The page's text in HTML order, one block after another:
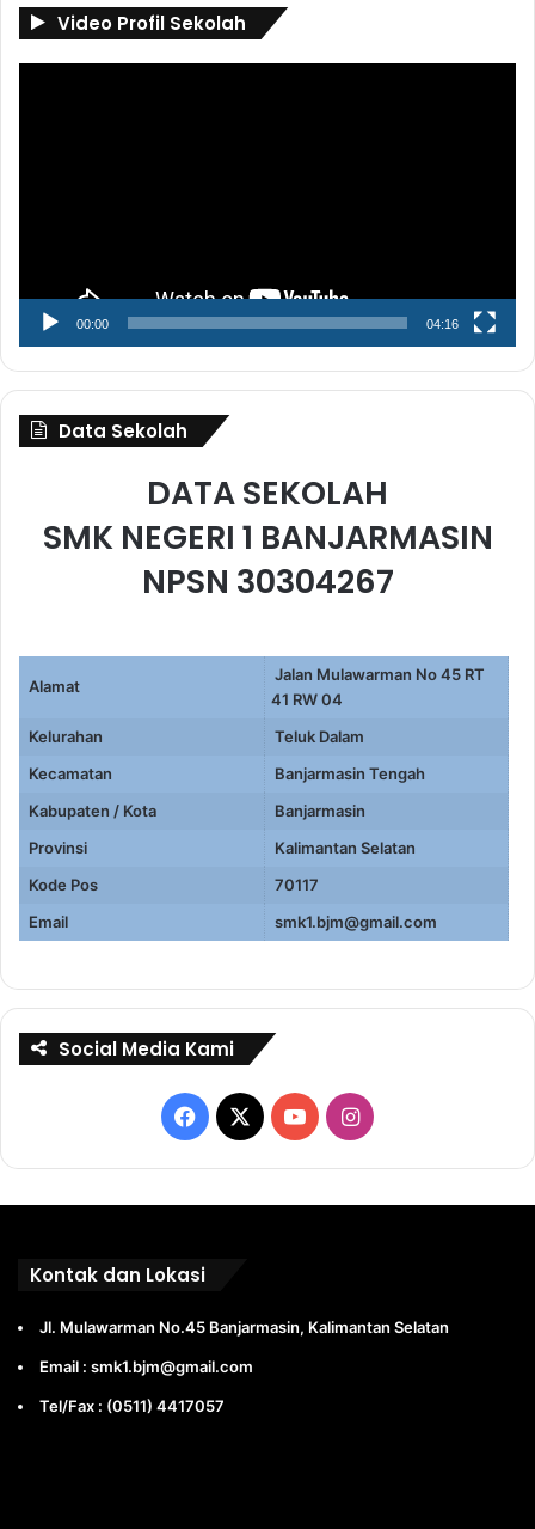
Video Profil Sekolah
00:00 04:16
Data Sekolah
DATA SEKOLAH
SMK NEGERI 1 BANJARMASIN
NPSN 30304267
Alamat
Jalan Mulawarman No 45 RT
41 RW 04
Kelurahan
Teluk Dalam
Kecamatan
Banjarmasin Tengah
Kabupaten / Kota
Banjarmasin
Provinsi
Kalimantan Selatan
Kode Pos
70117
Email
smk1.bjm@gmail.com
Social Media Kami
Facebook
X YouTubeInstagram
Kontak dan Lokasi
Jl. Mulawarman No.45 Banjarmasin, Kalimantan Selatan
Email : smk1.bjm@gmail.com
Tel/Fax : (0511) 4417057